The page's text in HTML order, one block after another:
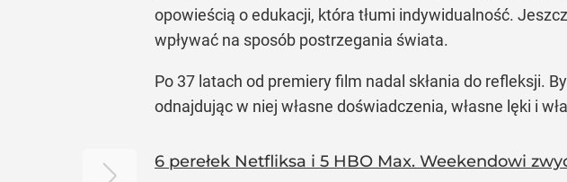
opowieścią o edukacji, która tłumi indywidualność.
wpływać na sposób postrzegania świata.
Po 37 latach od premiery film nadal skłania do refleksji.
odnajdując w niej własne doświadczenia, własne lęki i
6 perełek Netfliksa i 5 HBO Max. Weekendowi